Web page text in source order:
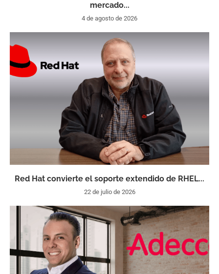
mercado...
4 de agosto de 2026
Red Hat convierte el soporte extendido de RHEL...
22 de julio de 2026